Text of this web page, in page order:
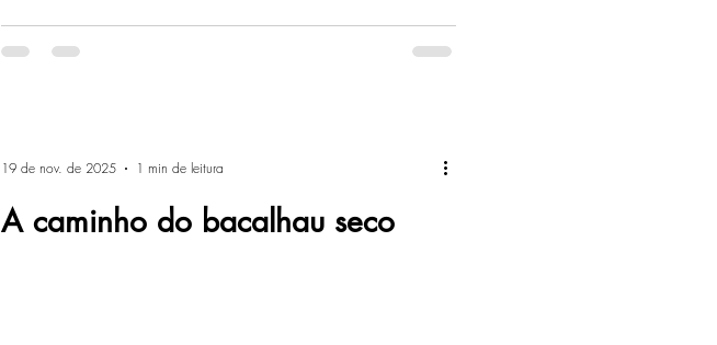
A caminho do bacalhau seco
19 de nov. de 2025 1 min de leitura